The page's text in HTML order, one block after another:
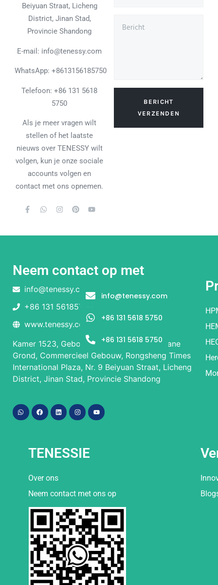
Beiyuan Straat, Licheng
District, Jinan Stad,
Provincie Shandong
E-mail: info@tenessy.com
WhatsApp: +8613156185750
Telefoon: +86 131 5618
5750
Als je meer vragen wilt
stellen of het laatste
nieuws over TENESSY wilt
volgen, kun je onze sociale
accounts volgen en
contact met ons opnemen.
BERICHT
VERZENDEN
Neem contact op met
info@tenessy.com
+86 131 56185750
www.tenessy.com
Kamer 1523, Gebouw 1 en Gebouw 2, Begane
Grond, Commercieel Gebouw, Rongsheng Times
International Plaza, Nr. 9 Beiyuan Straat, Licheng
District, Jinan Stad, Provincie Shandong
TENESSIE
Over ons
Neem contact met ons op
info@tenessy.com
+86 131 5618 5750
+86 131 5618 5750